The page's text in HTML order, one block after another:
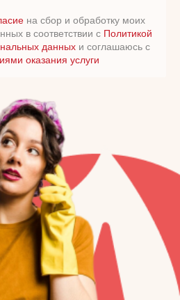
на сбор и обработку моих
в соответствии с Политикой
данныхи соглашаюсь с
оказания услуги